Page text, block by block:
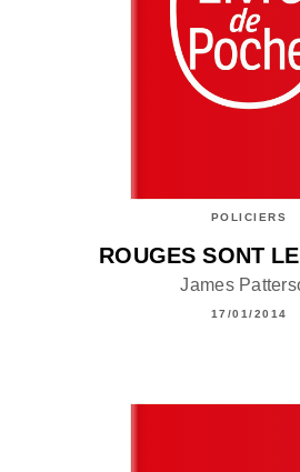
POLICIERS
ROUGES SONT
James
17/01/2014